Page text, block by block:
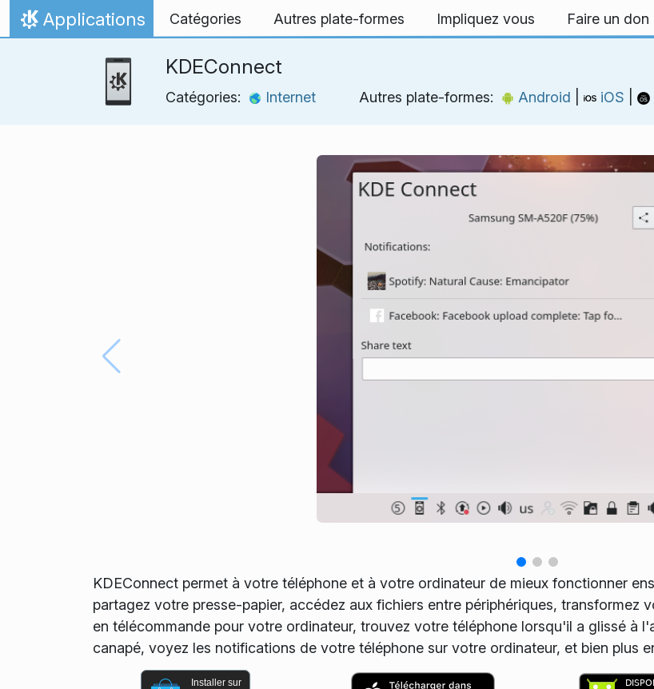
Aller directement au contenu
Accueil
Applications Catégories Autres plate-formes Impliquez vous Faire un don
KDEConnect
Catégories: Internet Autres plate-formes: Android iOS
KDEConnect permet à votre téléphone et à votre ordinateur de mieux fonctionner
partagez votre presse-papier, accédez aux fichiers entre périphériques, transformez
en télécommande pour votre ordinateur, trouvez votre téléphone lorsqu'il a glissé à
canapé, voyez les notifications de votre téléphone sur votre ordinateur, et bien plus
Installer sur